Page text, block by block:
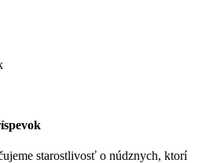
starostlivosť o núdznych, ktorí